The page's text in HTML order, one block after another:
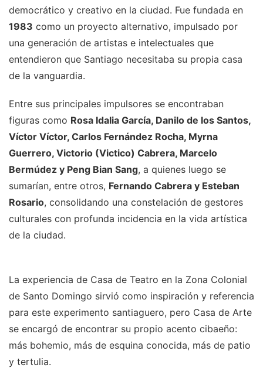
democrático y creativo en la ciudad. Fue fundada en
1983 como un proyecto alternativo, impulsado por
una generación de artistas e intelectuales que
entendieron que Santiago necesitaba su propia casa
de la vanguardia.
Entre sus principales impulsores se encontraban
figuras como Rosa Idalia García, Danilo de los Santos,
Víctor Víctor, Carlos Fernández Rocha, Myrna
Guerrero, Victorio (Victico) Cabrera, Marcelo
Bermúdez y Peng Bian Sang, a quienes luego se
sumarían, entre otros, Fernando Cabrera y Esteban
Rosario, consolidando una constelación de gestores
culturales con profunda incidencia en la vida artística
de la ciudad.
La experiencia de Casa de Teatro en la Zona Colonial
de Santo Domingo sirvió como inspiración y referencia
para este experimento santiaguero, pero Casa de Arte
se encargó de encontrar su propio acento cibaeño:
más bohemio, más de esquina conocida, más de patio
y tertulia.